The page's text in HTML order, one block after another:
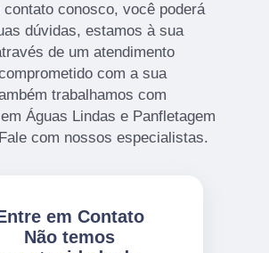
conosco, você poderá
dúvidas, estamos à sua
de um atendimento
com a sua
trabalhamos com
Águas Lindas e Panfletagem
com nossos especialistas.
em Contato
Não temos